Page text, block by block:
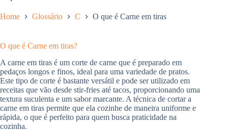
Home Glossário C O que é Carne em tiras
O que é Carne em tiras?
A carne em tiras é um corte de carne que é preparado em
pedaços longos e finos, ideal para uma variedade de pratos.
Este tipo de corte é bastante versátil e pode ser utilizado em
receitas que vão desde stir-fries até tacos, proporcionando uma
textura suculenta e um sabor marcante. A técnica de cortar a
carne em tiras permite que ela cozinhe de maneira uniforme e
rápida, o que é perfeito para quem busca praticidade na
cozinha.